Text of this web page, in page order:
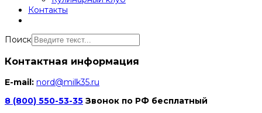
Контакты
Поиск
Контактная информация
E-mail: nord@milk35.ru
8 (800) 550-53-35 Звонок по РФ бесплатный